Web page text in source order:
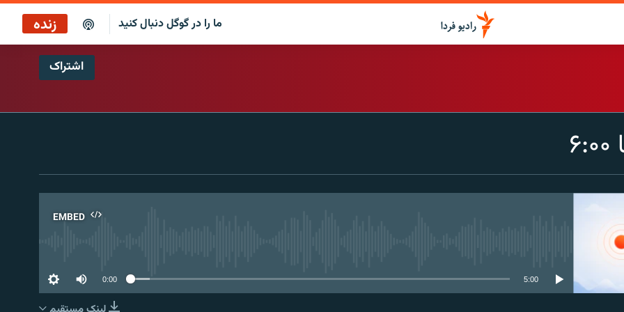
ما را در گوگل دنبال کنید زنده
اشتراک
EMBED
0:00 5:00